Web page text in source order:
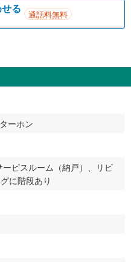
る 通話料無料
ーホン
ビスルーム（納戸）、リビ
に階段あり